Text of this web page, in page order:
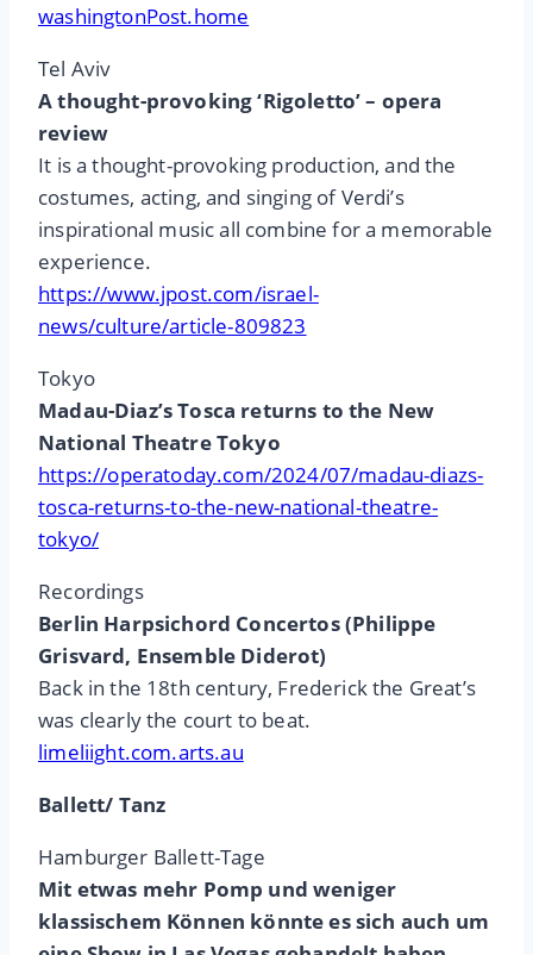
washingtonPost.home
Tel Aviv
A thought-provoking ‘Rigoletto’ – opera
review
It is a thought-provoking production, and the
costumes, acting, and singing of Verdi’s
inspirational music all combine for a memorable
experience.
https://www.jpost.com/israel-
news/culture/article-809823
Tokyo
Madau-Diaz’s Tosca returns to the New
National Theatre Tokyo
https://operatoday.com/2024/07/madau-diazs-
tosca-returns-to-the-new-national-theatre-
tokyo/
Recordings
Berlin Harpsichord Concertos (Philippe
Grisvard, Ensemble Diderot)
Back in the 18th century, Frederick the Great’s
was clearly the court to beat.
limeliight.com.arts.au
Ballett/ Tanz
Hamburger Ballett-Tage
Mit etwas mehr Pomp und weniger
klassischem Können könnte es sich auch um